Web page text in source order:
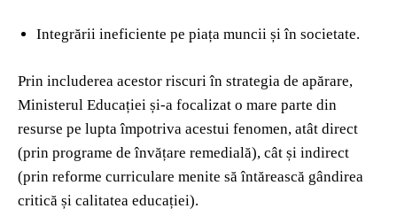
Integrării ineficiente pe piața muncii și în societate.
Prin includerea acestor riscuri în strategia de apărare,
Ministerul Educației și-a focalizat o mare parte din
resurse pe lupta împotriva acestui fenomen, atât direct
(prin programe de învățare remedială), cât și indirect
(prin reforme curriculare menite să întărească gândirea
critică și calitatea educației).